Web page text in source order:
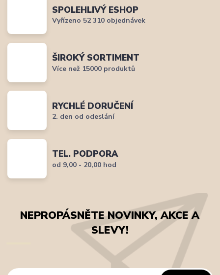
SPOLEHLIVÝ ESHOP
Vyřízeno 52 310 objednávek
ŠIROKÝ SORTIMENT
Více než 15000 produktů
RYCHLÉ DORUČENÍ
2. den od odeslání
TEL. PODPORA
od 9,00 - 20,00 hod
NEPROPÁSNĚTE NOVINKY, AKCE A
SLEVY!